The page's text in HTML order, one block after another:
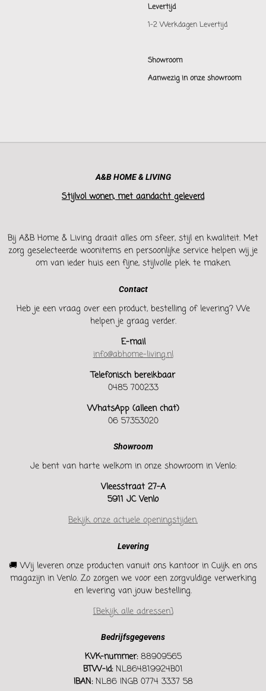
Levertijd
1-2 Werkdagen Levertijd
Showroom
Aanwezig in onze showroom
A&B HOME & LIVING
Stijlvol wonen, met aandacht geleverd
Bij A&B Home & Living draait alles om sfeer, stijl en kwaliteit. Met
zorg geselecteerde woonitems en persoonlijke service helpen wij je
om van ieder huis een fijne, stijlvolle plek te maken.
Contact
Heb je een vraag over een product, bestelling of levering? We
helpen je graag verder.
E-mail
info@abhome-living.nl
Telefonisch bereikbaar
0485 700233
WhatsApp (alleen chat)
06 57353020
Showroom
Je bent van harte welkom in onze showroom in Venlo:
Vleesstraat 27-A
5911 JC Venlo
Bekijk onze actuele openingstijden.
Levering
🚚 Wij leveren onze producten vanuit ons kantoor in Cuijk en ons
magazijn in Venlo. Zo zorgen we voor een zorgvuldige verwerking
en levering van jouw bestelling.
[Bekijk alle adressen]
Bedrijfsgegevens
KVK-nummer:88909565
BTW-id:NL864819924B01
IBAN:NL86 INGB 0774 3337 58